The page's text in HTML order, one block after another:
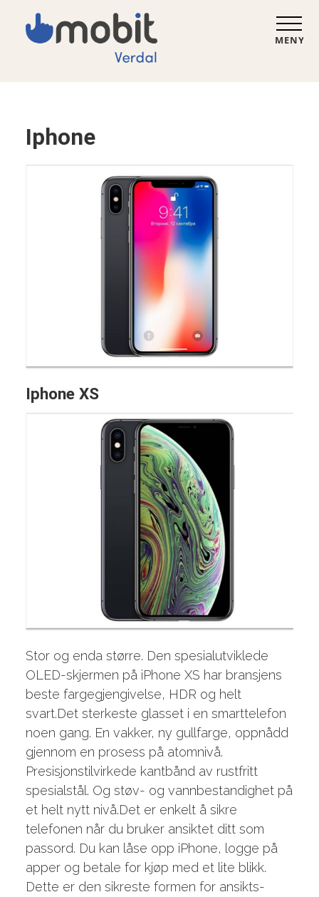
MENY
Iphone
Iphone XS
Stor og enda større. Den spesialutviklede
OLED-skjermen på iPhone XS har bransjens
beste farge­gjengivelse, HDR og helt
svart.Det sterkeste glasset i en smarttelefon
noen gang. En vakker, ny gullfarge, oppnådd
gjennom en prosess på atomnivå.
Presisjonstilvirkede kantbånd av rustfritt
spesialstål. Og støv- og vannbestandighet på
et helt nytt nivå.Det er enkelt å sikre
telefonen når du bruker ansiktet ditt som
passord. Du kan låse opp iPhone, logge på
apper og betale for kjøp med et lite blikk.
Dette er den sikreste formen for ansikts­